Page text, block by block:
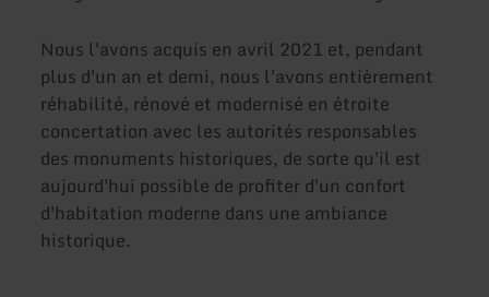
Nous l'avons acquis en avril 2021 et, pendant
plus d'un an et demi, nous l'avons entièrement
réhabilité, rénové et modernisé en étroite
concertation avec les autorités responsables
des monuments historiques, de sorte qu'il est
aujourd'hui possible de profiter d'un confort
d'habitation moderne dans une ambiance
historique.